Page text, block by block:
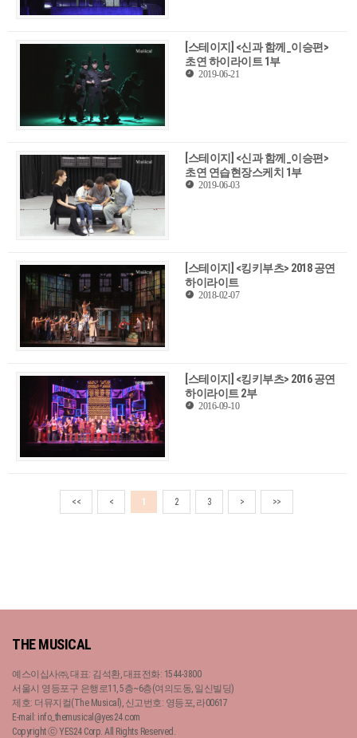
[스테이지] <신과 함께_이승편>
초연 하이라이트 1부
2019-06-21
[스테이지] <신과 함께_이승편>
초연 연습현장스케치 1부
2019-06-03
[스테이지] <킹키부츠> 2018 공연
하이라이트
2018-02-07
[스테이지] <킹키부츠> 2016 공연
하이라이트 2부
2016-09-10
<< < 1 2 3 > >>
THE MUSICAL
예스이십사㈜, 대표: 김석환, 대표전화: 1544-3800
서울시 영등포구 은행로11, 5층~6층(여의도동, 일신빌딩)
제호: 더뮤지컬(The Musical), 신고번호: 영등포, 라00617
E-mail: info_themusical@yes24.com
Copyright ⓒ YES24 Corp. All Rights Reserved.